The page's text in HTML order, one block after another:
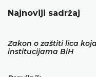
Najnoviji sadržaj
Zakon o zaštiti lica
institucijama BiH